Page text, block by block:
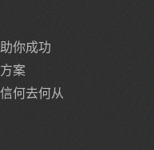
你成功
案
何去何从